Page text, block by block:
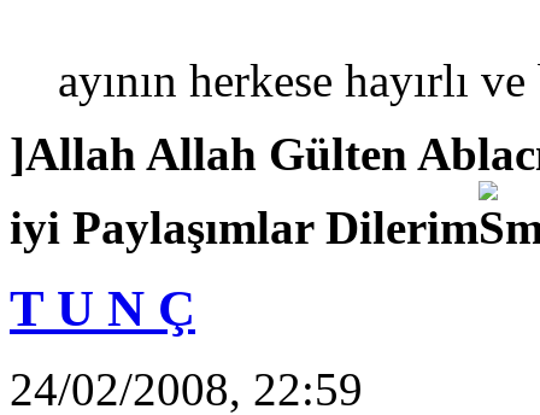
ayının herkese hayırlı
]Allah Allah Gülten
iyi Paylaşımlar Dilerim
T U N Ç
24/02/2008, 22:59